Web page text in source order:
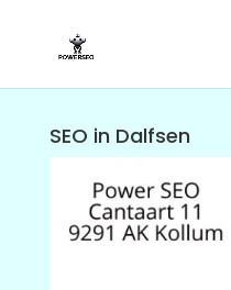
SEO in Dalfsen